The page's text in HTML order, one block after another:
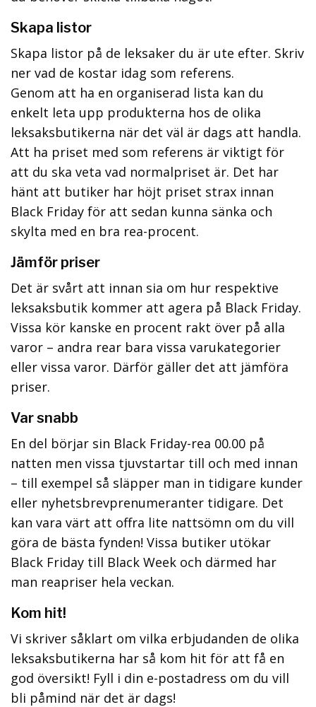
Skapa listor
Skapa listor på de leksaker du är ute efter. Skriv
ner vad de kostar idag som referens.
Genom att ha en organiserad lista kan du
enkelt leta upp produkterna hos de olika
leksaksbutikerna när det väl är dags att handla.
Att ha priset med som referens är viktigt för
att du ska veta vad normalpriset är. Det har
hänt att butiker har höjt priset strax innan
Black Friday för att sedan kunna sänka och
skylta med en bra rea-procent.
Jämför priser
Det är svårt att innan sia om hur respektive
leksaksbutik kommer att agera på Black Friday.
Vissa kör kanske en procent rakt över på alla
varor – andra rear bara vissa varukategorier
eller vissa varor. Därför gäller det att jämföra
priser.
Var snabb
En del börjar sin Black Friday-rea 00.00 på
natten men vissa tjuvstartar till och med innan
– till exempel så släpper man in tidigare kunder
eller nyhetsbrevprenumeranter tidigare. Det
kan vara värt att offra lite nattsömn om du vill
göra de bästa fynden! Vissa butiker utökar
Black Friday till Black Week och därmed har
man reapriser hela veckan.
Kom hit!
Vi skriver såklart om vilka erbjudanden de olika
leksaksbutikerna har så kom hit för att få en
god översikt! Fyll i din e-postadress om du vill
bli påmind när det är dags!